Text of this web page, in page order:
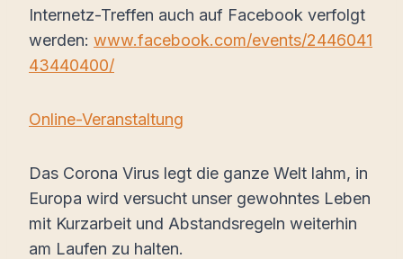
Internetz-Treffen auch auf Facebook verfolgt
werden: www.facebook.com/events/2446041
43440400/
Online-Veranstaltung
Das Corona Virus legt die ganze Welt lahm, in
Europa wird versucht unser gewohntes Leben
mit Kurzarbeit und Abstandsregeln weiterhin
am Laufen zu halten.